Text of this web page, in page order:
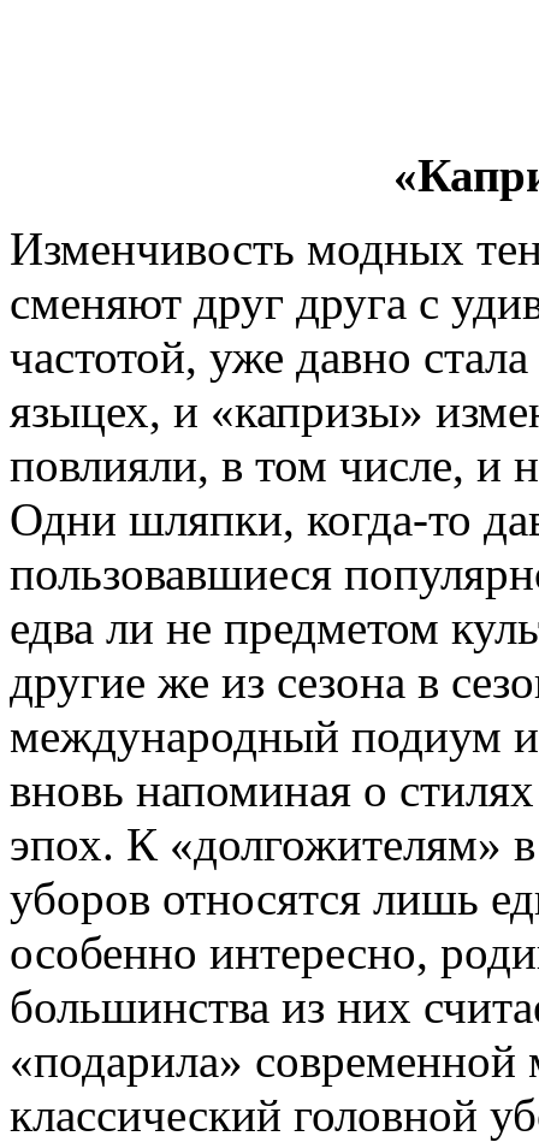
Изменчивость модных
сменяют друг друга с
частотой, уже давно
языцех, и «капризы»
повлияли, в том числе, и
Одни шляпки, когда-то
пользовавшиеся
едва ли не предметом
другие же из сезона в
международный подиум и
вновь напоминая о
эпох. К «долгожителям»
уборов относятся лишь
особенно интересно,
большинства из них
«подарила»
классический головной